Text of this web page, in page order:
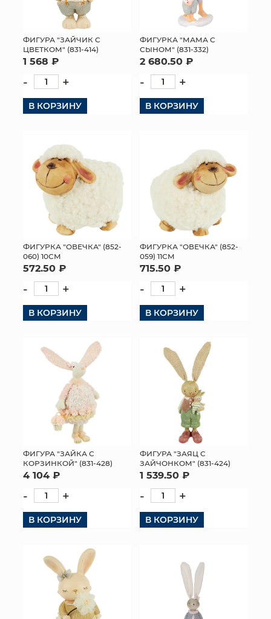
ФИГУРА "ЗАЙЧИК С
ЦВЕТКОМ" (831-414)
1 568 ₽
- +
В КОРЗИНУ
ФИГУРКА "МАМА С
СЫНОМ" (831-332)
2 680.50 ₽
- +
В КОРЗИНУ
ФИГУРКА "ОВЕЧКА" (852-
060) 10СМ
572.50 ₽
- +
В КОРЗИНУ
ФИГУРКА "ОВЕЧКА" (852-
059) 11СМ
715.50 ₽
- +
В КОРЗИНУ
ФИГУРА "ЗАЙКА С
КОРЗИНКОЙ" (831-428)
4 104 ₽
- +
В КОРЗИНУ
ФИГУРА "ЗАЯЦ С
ЗАЙЧОНКОМ" (831-424)
1 539.50 ₽
- +
В КОРЗИНУ